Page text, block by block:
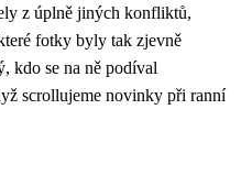
z úplně jiných konfliktů,
fotky byly tak zjevně
kdo se na ně podíval
scrollujeme novinky při ranní